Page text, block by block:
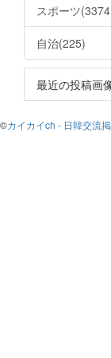
スポーツ
自治(225)
最近の投稿画
©カイカイch - 日韓交流